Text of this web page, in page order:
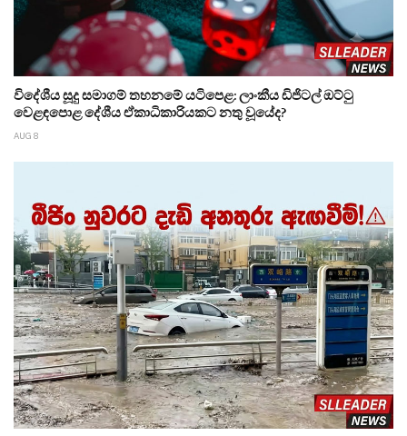
විදේශීය සූදු සමාගම් තහනමේ යටිපෙළ: ලාංකීය ඩිජිටල් ඔට්ටු
වෙළඳපොළ දේශීය ඒකාධිකාරියකට නතු වූයේද?
AUG 8